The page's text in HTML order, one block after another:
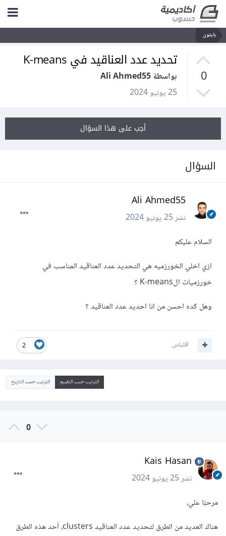
بايثون
0
تحديد عدد العناقيد في K-means
بواسطة Ali Ahmed55
25 يونيو 2024
أجب على هذا السؤال
السؤال
Ali Ahmed55
نشر25 يونيو 2024
السلام عليكم
ازي اخلي الخورزميه هي التحديد عدد العناقيد المناسب في
خورزميات الK-means ؟
وهل كده احسن من انا احديد عدد العناقيد ؟
2 اقتباس
الترتيب حسب التقييم الترتيب حسب التاريخ
0
Kais Hasan
نشر25 يونيو 2024
مرحبًا علي،
هناك العديد من الطرق لتحديد عدد العناقيد clusters، أحد هذه الطرق